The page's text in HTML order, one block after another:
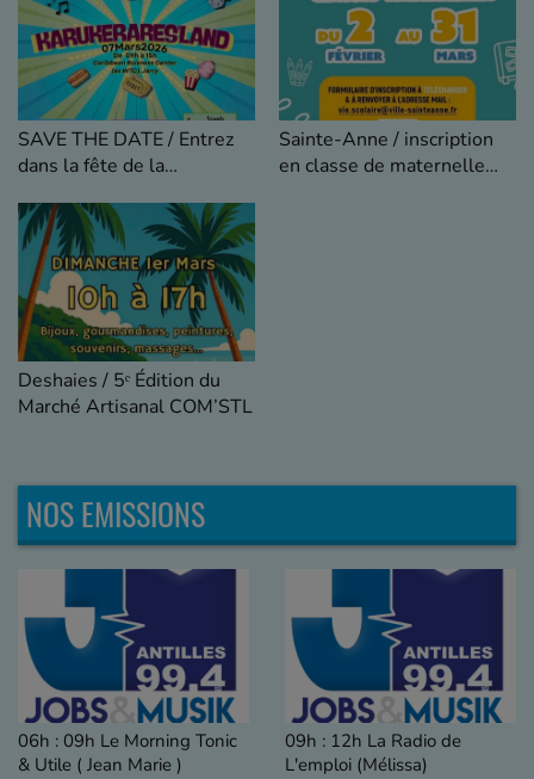
SAVE THE DATE / Entrez
dans la fête de la
Sainte-Anne / inscription
en classe de maternelle
Deshaies / 5ᵉ Édition du
Marché Artisanal COM’STL
NOS EMISSIONS
06h : 09h Le Morning Tonic
& Utile ( Jean Marie )
09h : 12h La Radio de
L'emploi (Mélissa)